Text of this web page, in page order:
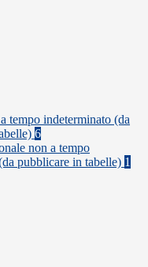
tempo indeterminato (da
6
non a tempo
pubblicare in tabelle) 1